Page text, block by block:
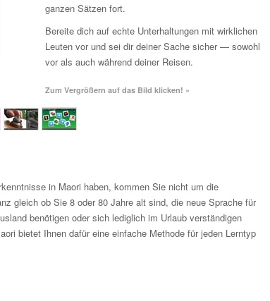
ganzen Sätzen fort.
Bereite dich auf echte Unterhaltungen mit wirklichen
Leuten vor und sei dir deiner Sache sicher — sowohl
vor als auch während deiner Reisen.
Zum Vergrößern auf das Bild klicken! »
in Maori haben, kommen Sie nicht um die
gleich ob Sie 8 oder 80 Jahre alt sind, die neue Sprache für
benötigen oder sich lediglich im Urlaub verständigen
bietet Ihnen dafür eine einfache Methode für jeden Lerntyp